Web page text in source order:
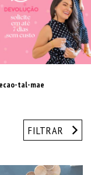
tal-mae
FILTRAR